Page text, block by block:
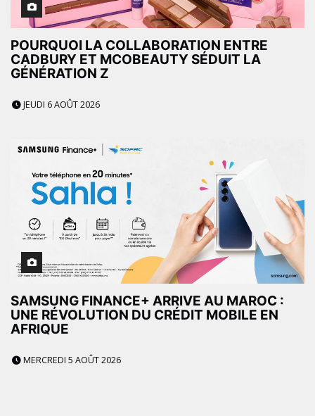
POURQUOI LA COLLABORATION ENTRE
CADBURY ET MCOBEAUTY SÉDUIT LA
GÉNÉRATION Z
JEUDI 6 AOÛT 2026
SAMSUNG FINANCE+ ARRIVE AU MAROC :
UNE RÉVOLUTION DU CRÉDIT MOBILE EN
AFRIQUE
MERCREDI 5 AOÛT 2026